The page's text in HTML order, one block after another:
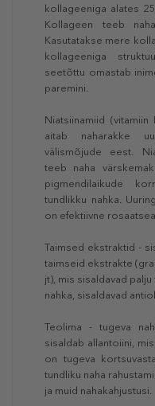
kollageeniga alates
Kollageen teeb
Kasutatakse mere
kollageeniga
seetõttu omastab
paremini.
Niatsiinamiid
aitab naharakke
välismõjude eest.
teeb naha
pigmendilaikude
tundlikku nahka.
on efektiivne
Taimsed ekstraktid -
taimseid ekstrakte
jt), mis sisaldavad
nahka, sisaldavad
Teolima - tugeva
sisaldab allantoiini,
on tugeva
tundliku naha
ja muid nahakahjustusi.